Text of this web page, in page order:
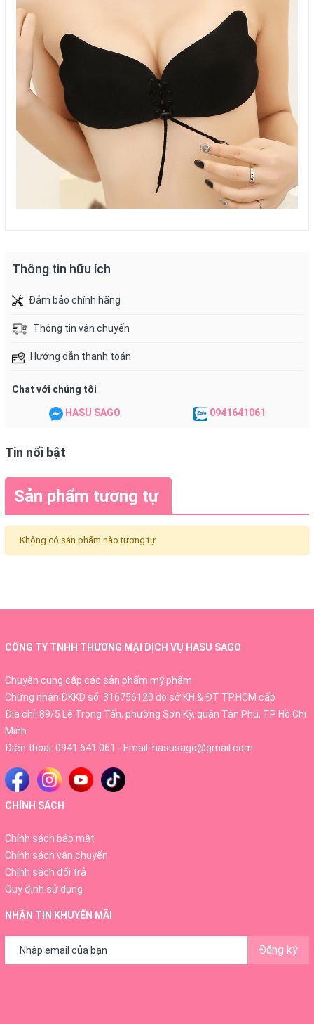
Thông tin hữu ích
Đảm bảo chính hãng
Thông tin vận chuyển
Hướng dẫn thanh toán
Chat với chúng tôi
HASU SAGO 0941641061
Tin nổi bật
Sản phẩm tương tự
Không có sản phẩm nào tương tự
CÔNG TY TNHH THƯƠNG MẠI DỊCH VỤ HASU SAGO
Chuyên cung cấp các sản phẩm mỹ phẩm
Chứng nhận ĐKKD số: 316756120 do sở KH & ĐT TP.HCM cấp
Địa chỉ: 89/5 Lê Trọng Tấn, phường Sơn Kỳ, quận Tân Phú, TP Hồ Chí
Minh
Điện thoại: 0941 641 061 - Email: hasusago@gmail.com
CHÍNH SÁCH
Chính sách bảo mật
Chính sách vận chuyển
Chính sách đổi trả
Quy định sử dụng
NHẬN TIN KHUYẾN MÃI
Đăng ký